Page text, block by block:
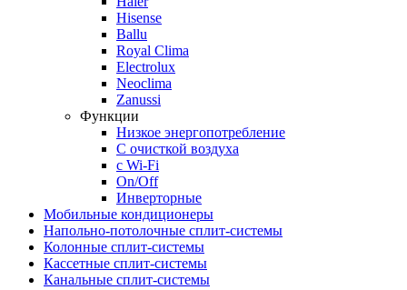
Hisense
Ballu
Royal Clima
Electrolux
Neoclima
Zanussi
Функции
Низкое энергопотребление
С очисткой воздуха
с Wi-Fi
On/Off
Инверторные
Мобильные кондиционеры
Напольно-потолоч​ные ​сплит-системы
Колонные ​​сплит-системы
Кассетные сплит-системы
Канальные сплит-системы